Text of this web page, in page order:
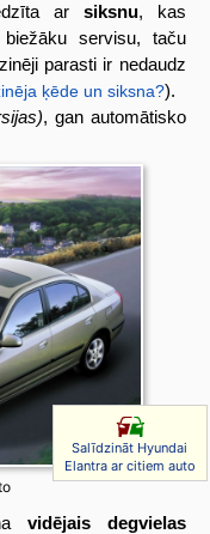
ar siksnu, kas
servisu, taču
parasti ir nedaudz
ķēde un siksna?).
, gan automātisko
Salīdzināt Hyundai
Elantra ar citiem auto
vidējais degvielas